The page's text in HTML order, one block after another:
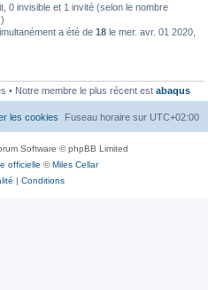
0 invisible et 1 invité (selon le nombre
a été de 18 le mer. avr. 01 2020,
• Notre membre le plus récent est abaqus
Fuseau horaire sur UTC+02:00
les cookies
Software © phpBB Limited
officielle ©Miles Cellar
| Conditions